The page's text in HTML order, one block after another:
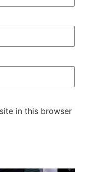
in this browser